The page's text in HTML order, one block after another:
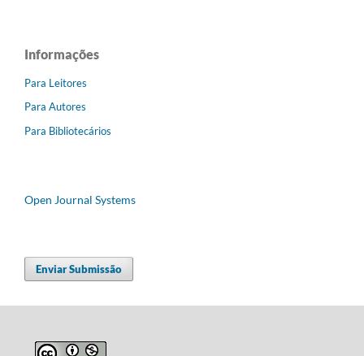
Informações
Para Leitores
Para Autores
Para Bibliotecários
Open Journal Systems
Enviar Submissão